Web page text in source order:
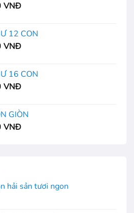
VNĐ
12 CON
VNĐ
16 CON
VNĐ
GIÒN
VNĐ
hải sản tươi ngon